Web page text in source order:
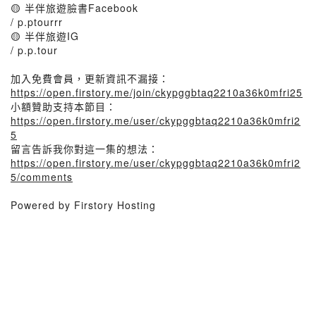
🟡 半伴旅遊臉書Facebook
/ p.ptourrr
🟡 半伴旅遊IG
/ p.p.tour
加入免費會員，更新資訊不漏接：
https://open.firstory.me/join/ckypggbtaq2210a36k0mfri25
小額贊助支持本節目：
https://open.firstory.me/user/ckypggbtaq2210a36k0mfri2
5
留言告訴我你對這一集的想法：
https://open.firstory.me/user/ckypggbtaq2210a36k0mfri2
5/comments
Powered by Firstory Hosting